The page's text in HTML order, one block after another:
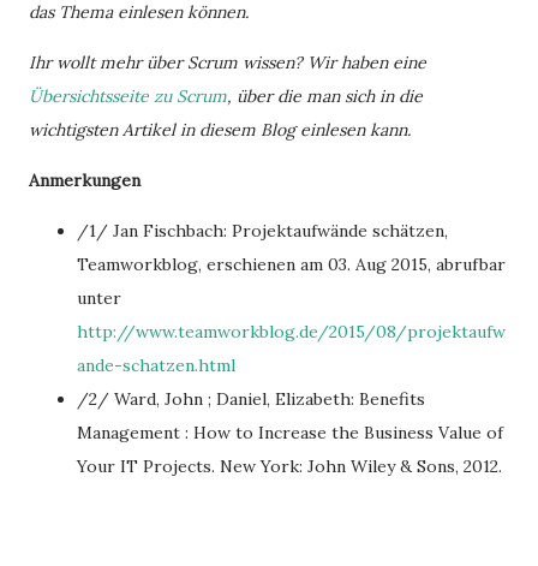
das Thema einlesen können.
Ihr wollt mehr über Scrum wissen? Wir haben eine
Übersichtsseite zu Scrum, über die man sich in die
wichtigsten Artikel in diesem Blog einlesen kann.
Anmerkungen
/1/ Jan Fischbach: Projektaufwände schätzen,
Teamworkblog, erschienen am 03. Aug 2015, abrufbar
unter
http://www.teamworkblog.de/2015/08/projektaufw
ande-schatzen.html
/2/ Ward, John ; Daniel, Elizabeth: Benefits
Management : How to Increase the Business Value of
Your IT Projects. New York: John Wiley & Sons, 2012.